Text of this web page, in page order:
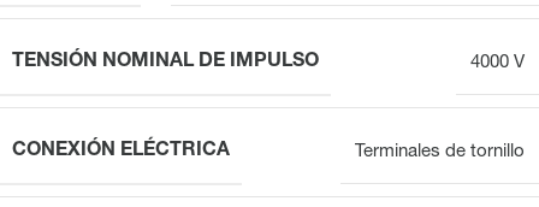
TENSIÓN NOMINAL DE IMPULSO 4000 V
CONEXIÓN ELÉCTRICA Terminales de tornillo